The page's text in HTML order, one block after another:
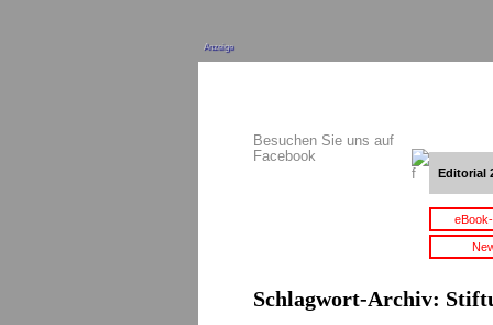
Anzeige
Besuchen Sie uns auf
Facebook
Editorial
Schlagwort-Archiv: